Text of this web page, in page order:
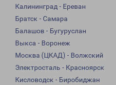
Калининград - Ереван
Братск - Самара
Балашов - Бугуруслан
Выкса - Воронеж
Москва (ЦКАД) - Волжский
Электросталь - Красноярск
Кисловодск - Биробиджан